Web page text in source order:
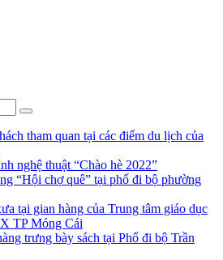
tham quan tại các điểm du lịch của
nghệ thuật “Chào hè 2022”
“Hội chợ quê” tại phố đi bộ phường
tại gian hàng của Trung tâm giáo dục
TP Móng Cái
trưng bày sách tại Phố đi bộ Trần